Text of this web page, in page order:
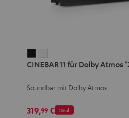
11
Dolby
"2.1-
11
Dolby
"2.1-
CINEBAR 11 für Dolby Atmos
Soundbar mit Dolby Atmos
Deal
319,99 €